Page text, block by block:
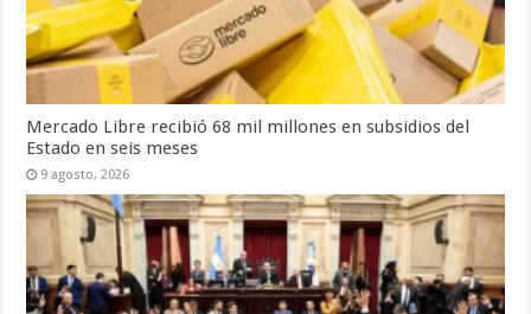
Mercado Libre recibió 68 mil millones en subsidios del
Estado en seis meses
9 agosto, 2026